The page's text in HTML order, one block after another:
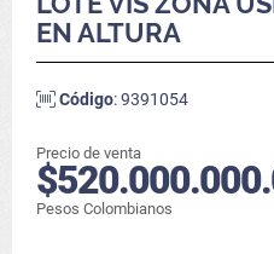
EN ALTURA
Código: 9391054
Precio de venta
Pesos Colombianos